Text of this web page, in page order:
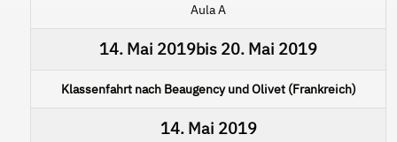
Aula A
14. Mai 2019bis 20. Mai 2019
Klassenfahrt nach Beaugency und Olivet (Frankreich)
14. Mai 2019